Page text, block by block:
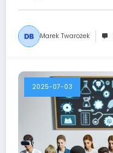
Marek Twarożek
2025-07-03